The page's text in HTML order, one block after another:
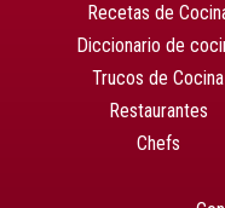
Recetas de
Diccionario de
Trucos de Cocina
Restaurantes
Chefs